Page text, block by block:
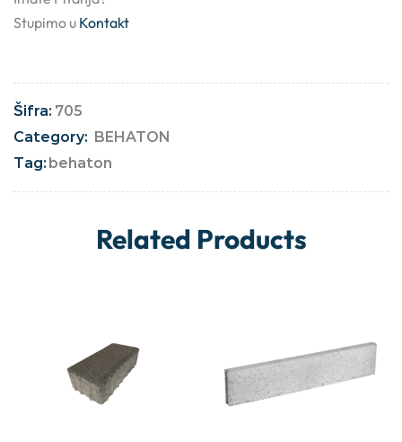
Stupimo u Kontakt
Šifra: 705
Category: BEHATON
Tag: behaton
Related Products